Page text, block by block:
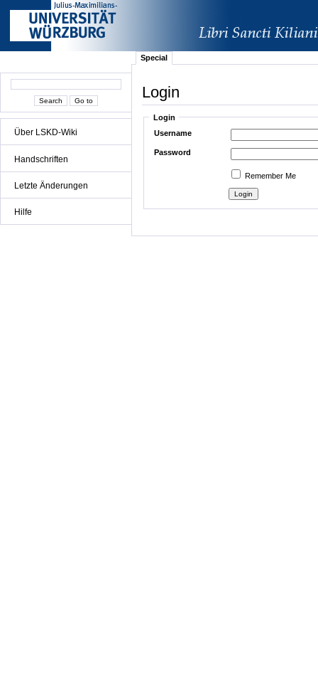
Über LSKD-Wiki
Handschriften
Letzte Änderungen
Hilfe
Special
Login
Login
Username
Password
Remember Me